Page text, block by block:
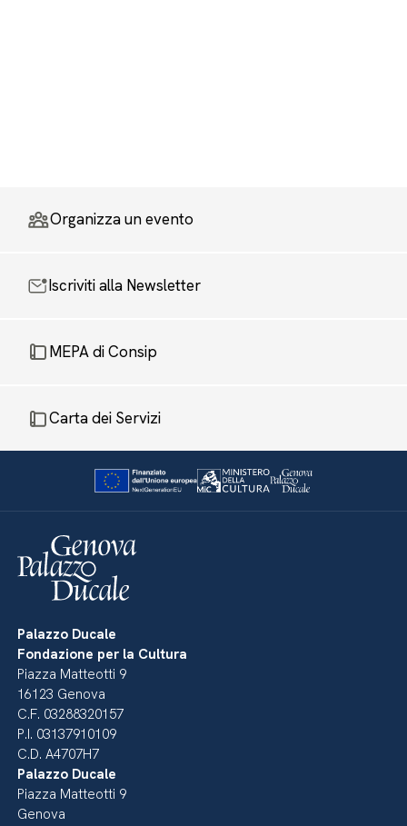
Organizza un evento
Iscriviti alla Newsletter
MEPA di Consip
Carta dei Servizi
Palazzo Ducale
Fondazione per la Cultura
Piazza Matteotti 9
16123 Genova
C.F. 03288320157
P.I. 03137910109
C.D. A4707H7
Palazzo Ducale
Piazza Matteotti 9
Genova